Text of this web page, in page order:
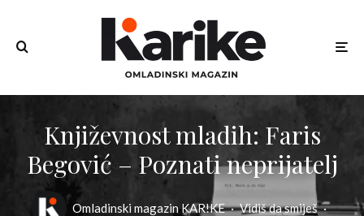
Književnost mladih: Faris
Begović – Poznati neprijatelj
Omladinski magazin KAR!KE · Vidiš da smiješ ·